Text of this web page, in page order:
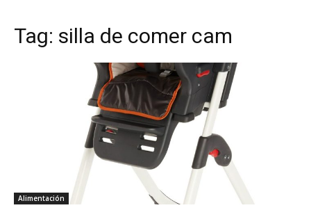
Tag: silla de comer cam
Alimentación